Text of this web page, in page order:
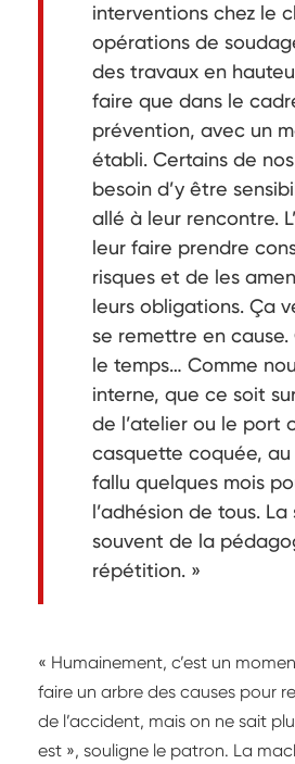
interventions chez le
opérations de
des travaux en
faire que dans le
prévention, avec un
établi. Certains de
besoin d’y être
allé à leur rencontre.
leur faire prendre
risques et de les
leurs obligations. Ça
se remettre en cause.
le temps… Comme
interne, que ce soit
de l’atelier ou le port
casquette coquée,
fallu quelques mois
l’adhésion de tous.
souvent de la
répétition. »
« Humainement, c’est un
faire un arbre des causes pour
de l’accident, mais on ne sait
est », souligne le patron. La